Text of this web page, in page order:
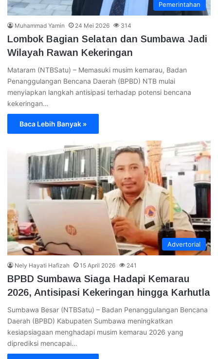
Pemerintahan
Muhammad Yamin 24 Mei 2026 314
Lombok Bagian Selatan dan Sumbawa Jadi
Wilayah Rawan Kekeringan
Mataram (NTBSatu) – Memasuki musim kemarau, Badan
Penanggulangan Bencana Daerah (BPBD) NTB mulai
menyiapkan langkah antisipasi terhadap potensi bencana
kekeringan…
Baca Lebih Banyak »
Advertorial
Nely Hayati Hafizah 15 April 2026 241
BPBD Sumbawa Siaga Hadapi Kemarau
2026, Antisipasi Kekeringan hingga Karhutla
Sumbawa Besar (NTBSatu) – Badan Penanggulangan Bencana
Daerah (BPBD) Kabupaten Sumbawa meningkatkan
kesiapsiagaan menghadapi musim kemarau 2026 yang
diprediksi mencapai…